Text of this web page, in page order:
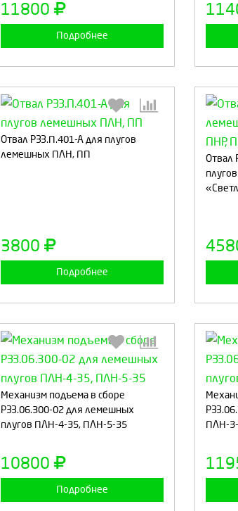
11800
Подробнее
Отвал РЗЗ.П.401-А для плугов
лемешных ПЛН, ПП
3800
Подробнее
Выберите количество:
Отвал
Механизм подъема в сборе
РЗЗ.06.300-02 для лемешных
плугов ПЛН-4-35, ПЛН-5-35
10800
Подробнее
Выберите количество:
ПЛН-